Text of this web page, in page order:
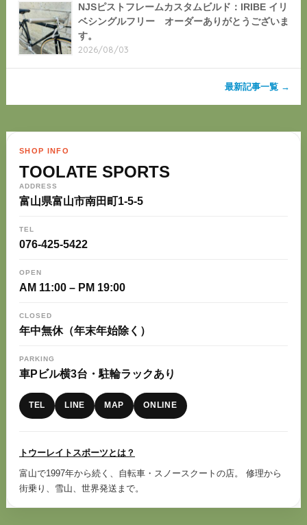
NJSピストフレームカスタムビルド：IRIBE イリ
ベシングルフリー オーダーありがとうございま
す。
2026/08/03
最新記事一覧 →
SHOP INFO
TOOLATE SPORTS
ADDRESS
富山県富山市南田町1-5-5
TEL
076-425-5422
OPEN
AM 11:00 – PM 19:00
CLOSED
年中無休（年末年始除く）
PARKING
車Pビル横3台・駐輪ラックあり
TEL LINE MAP ONLINE
トウーレイトスポーツとは？
富山で1997年から続く、自転車・スノースクートの店。 修理から
街乗り、雪山、世界発送まで。